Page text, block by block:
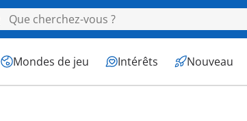
Mondes de jeu Intérêts Nouveau